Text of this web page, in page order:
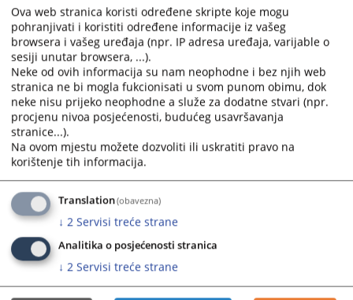
and
select
a
date.
Press
the
question
mark
key
to
get
the
keyboard
shortcuts
for
changing
dates.
and
select
a
date.
Press
the
question
key
to
get
the
keyboard
shortcuts
changing
dates.
Ova web stranica koristi određene skripte koje mogu
pohranjivati i koristiti određene informacije iz vašeg
browsera i vašeg uređaja (npr. IP adresa uređaja, varijable o
sesiji unutar browsera, ...).
Neke od ovih informacija su nam neophodne i bez njih web
stranica ne bi mogla fukcionisati u svom punom obimu, dok
neke nisu prijeko neophodne a služe za dodatne stvari (npr.
procjenu nivoa posjećenosti, budućeg usavršavanja
stranice...).
Na ovom mjestu možete dozvoliti ili uskratiti pravo na
korištenje tih informacija.
Translation(obavezna)
↓ 2 Servisi treće strane
Analitika o posjećenosti stranica
↓ 2 Servisi treće strane